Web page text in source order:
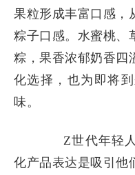
果粒形成丰富口感，
粽子口感。水蜜桃、
粽，果香浓郁奶香四
化选择，也为即将
味。
Z世代年轻
化产品表达是吸引他